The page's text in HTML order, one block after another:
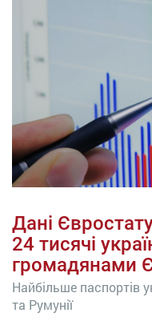
Дані
24 тисячі
громадянами
Найбільше паспортів
та Румунії